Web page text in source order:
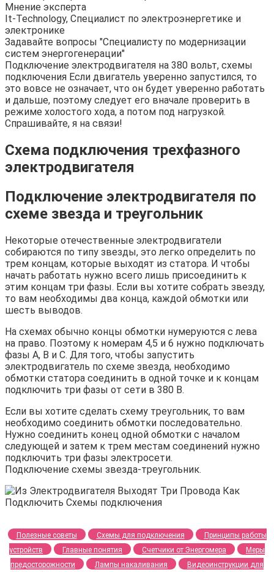
Мнение эксперта
It-Technology, Cпециалист по электроэнергетике и
электронике
Задавайте вопросы "Специалисту по модернизации
систем энергогенерации"
Подключение электродвигателя на 380 вольт, схемы
подключения Если двигатель уверенно запустился, то
это вовсе не означает, что он будет уверенно работать
и дальше, поэтому следует его вначале проверить в
режиме холостого хода, а потом под нагрузкой.
Спрашивайте, я на связи!
Схема подключения трехфазного
электродвигателя
Подключение электродвигателя по
схеме звезда и треугольник
Некоторые отечественные электродвигатели
собираются по типу звезды, это легко определить по
трем концам, которые выходят из статора. И чтобы
начать работать нужно всего лишь присоединить к
этим концам три фазы. Если вы хотите собрать звезду,
то вам необходимы два конца, каждой обмотки или
шесть выводов.
На схемах обычно концы обмотки нумеруются с лева
на право. Поэтому к номерам 4,5 и 6 нужно подключать
фазы A, B и С. Для того, чтобы запустить
электродвигатель по схеме звезда, необходимо
обмотки статора соединить в одной точке и к концам
подключить три фазы от сети в 380 В.
Если вы хотите сделать схему треугольник, то вам
необходимо соединить обмотки последовательно.
Нужно соединить конец одной обмотки с началом
следующей и затем к трем местам соединений нужно
подключить три фазы электросети.
Подключение схемы звезда-треугольник.
Полезные советы Схемы для подключения
Принципы работы
устройств
Главные понятия Счетчики от Энергомера
Меры
предосторожности
Лампы накаливания Видеоинструкции для